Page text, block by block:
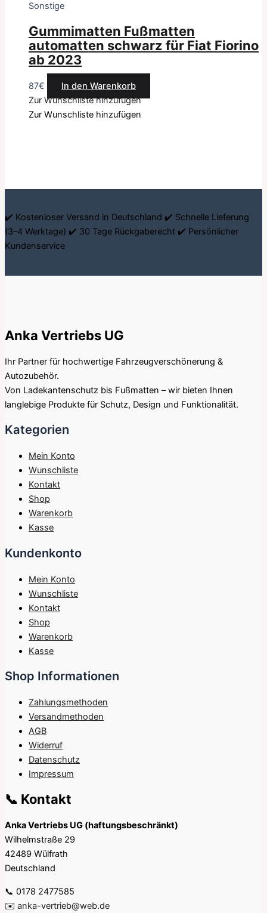
Sonstige
Gummimatten Fußmatten
automatten schwarz für Fiat Fiorino
ab 2023
87€
In den Warenkorb
Zur Wunschliste hinzufügen
Zur Wunschliste hinzufügen
✔️ Kostenloser Versand in Deutschland ✔️ Schnelle Lieferung
(3–4 Werktage) ✔️ 30 Tage Rückgaberecht ✔️ Persönlicher
Kundenservice
Anka Vertriebs UG
Ihr Partner für hochwertige Fahrzeugverschönerung &
Autozubehör.
Von Ladekantenschutz bis Fußmatten – wir bieten Ihnen
langlebige Produkte für Schutz, Design und Funktionalität.
Kategorien
Mein Konto
Wunschliste
Kontakt
Shop
Warenkorb
Kasse
Kundenkonto
Mein Konto
Wunschliste
Kontakt
Shop
Warenkorb
Kasse
Shop Informationen
Zahlungsmethoden
Versandmethoden
AGB
Widerruf
Datenschutz
Impressum
📞 Kontakt
Anka Vertriebs UG (haftungsbeschränkt)
Wilhelmstraße 29
42489 Wülfrath
Deutschland
📞 0178 2477585
✉️ anka-vertrieb@web.de